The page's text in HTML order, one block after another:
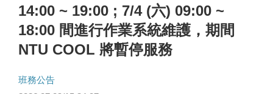
14:00 ~ 19:00 ; 7/4 (六) 09:00 ~
18:00 間進行作業系統維護，期間
NTU COOL 將暫停服務
班務公告